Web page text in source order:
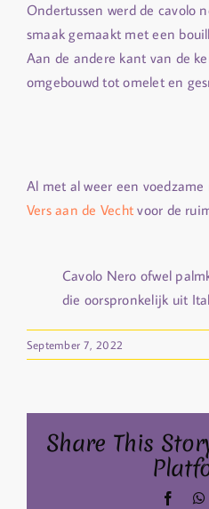
Ondertussen werd de cavolo
smaak gemaakt met een
Aan de andere kant van de
omgebouwd tot omelet en
Al met al weer een
Vers aan de Vecht voor de
Cavolo Nero ofwel
die oorspronkelijk uit
September 7, 2022
Share This